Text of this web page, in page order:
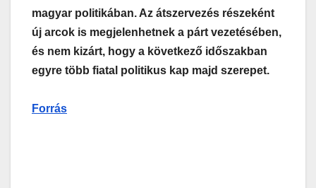
magyar politikában. Az átszervezés részeként
új arcok is megjelenhetnek a párt vezetésében,
és nem kizárt, hogy a következő időszakban
egyre több fiatal politikus kap majd szerepet.
Forrás